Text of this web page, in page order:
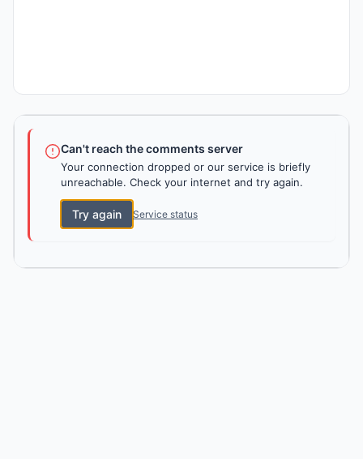
Can't reach the comments server
Your connection dropped or our service is briefly
unreachable. Check your internet and try again.
Try again Service status